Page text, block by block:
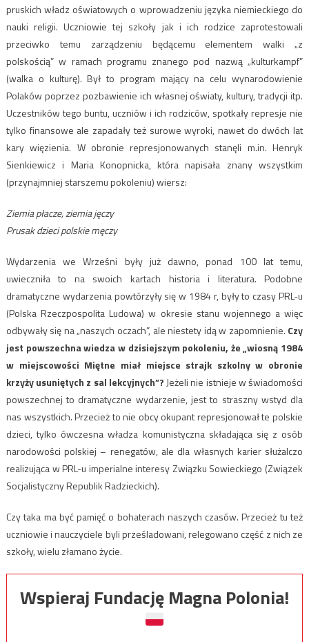
pruskich władz oświatowych o wprowadzeniu języka niemieckiego do
nauki religii. Uczniowie tej szkoły jak i ich rodzice zaprotestowali
przeciwko temu zarządzeniu będącemu elementem walki „z
polskością” w ramach programu znanego pod nazwą „kulturkampf”
(walka o kulturę). Był to program mający na celu wynarodowienie
Polaków poprzez pozbawienie ich własnej oświaty, kultury, tradycji itp.
Uczestników tego buntu, uczniów i ich rodziców, spotkały represje nie
tylko finansowe ale zapadały też surowe wyroki, nawet do dwóch lat
kary więzienia. W obronie represjonowanych stanęli m.in. Henryk
Sienkiewicz i Maria Konopnicka, która napisała znany wszystkim
(przynajmniej starszemu pokoleniu) wiersz:
Ziemia płacze, ziemia jęczy
Prusak dzieci polskie męczy
Wydarzenia we Wrześni były już dawno, ponad 100 lat temu,
uwieczniła to na swoich kartach historia i literatura. Podobne
dramatyczne wydarzenia powtórzyły się w 1984 r, były to czasy PRL-u
(Polska Rzeczpospolita Ludowa) w okresie stanu wojennego a więc
odbywały się na „naszych oczach”, ale niestety idą w zapomnienie. Czy
jest powszechna wiedza w dzisiejszym pokoleniu, że „wiosną 1984
w miejscowości Miętne miał miejsce strajk szkolny w obronie
krzyży usuniętych z sal lekcyjnych”? Jeżeli nie istnieje w świadomości
powszechnej to dramatyczne wydarzenie, jest to straszny wstyd dla
nas wszystkich. Przecież to nie obcy okupant represjonował te polskie
dzieci, tylko ówczesna władza komunistyczna składająca się z osób
narodowości polskiej – renegatów, ale dla własnych karier służalczo
realizująca w PRL-u imperialne interesy Związku Sowieckiego (Związek
Socjalistyczny Republik Radzieckich).
Czy taka ma być pamięć o bohaterach naszych czasów. Przecież tu też
uczniowie i nauczyciele byli prześladowani, relegowano część z nich ze
szkoły, wielu złamano życie.
Wspieraj Fundację Magna Polonia!